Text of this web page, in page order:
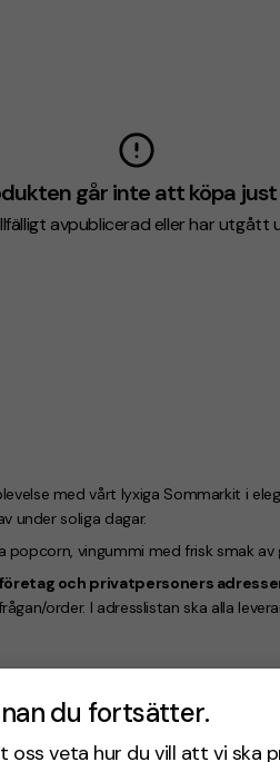
du fortsätter.
oss veta hur du vill att vi ska
går inte att köpa just
avpublicerad eller har utgått
med vårt lyxiga Sommarkit i
under soliga dagar.
popcorn, vingummi med frisk smak
och privatpersoners
order. I adresslistan ska alla